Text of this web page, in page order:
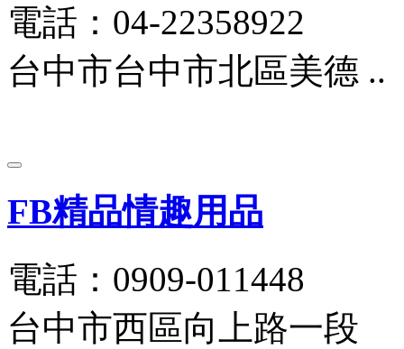
電話：04-22358922
台中市台中市北區美德 ..
FB精品情趣用品
電話：0909-011448
台中市西區向上路一段